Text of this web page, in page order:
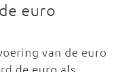
euro
van de euro
de euro als